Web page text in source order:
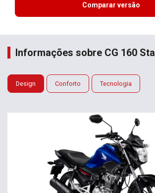
Comparar versão
Informações sobre CG 160
Design Conforto Tecnologia